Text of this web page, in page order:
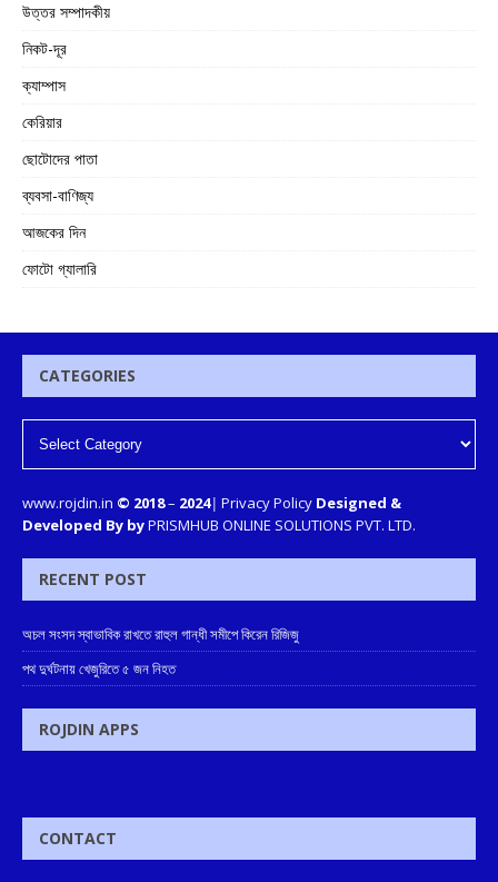
উত্তর সম্পাদকীয়
নিকট-দূর
ক্যাম্পাস
কেরিয়ার
ছোটোদের পাতা
ব্যবসা-বাণিজ্য
আজকের দিন
ফোটো গ্যালারি
CATEGORIES
www.rojdin.in © 2018– 2024| Privacy Policy Designed &
Developed By byPRISMHUB ONLINE SOLUTIONS PVT. LTD.
RECENT POST
অচল সংসদ স্বাভাবিক রাখতে রাহুল গান্ধী সমীপে কিরেন রিজিজু
পথ দুর্ঘটনায় খেজুরিতে ৫ জন নিহত
ROJDIN APPS
CONTACT